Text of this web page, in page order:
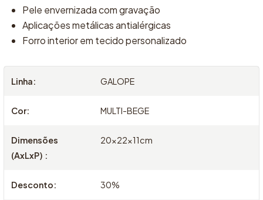
Pele envernizada com gravação
Aplicações metálicas antialérgicas
Forro interior em tecido personalizado
Linha: GALOPE
Cor: MULTI-BEGE
Dimensões
(AxLxP) :
20x22x11cm
Desconto: 30%